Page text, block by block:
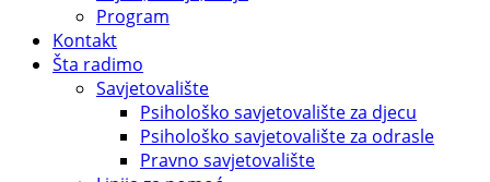
Program
Kontakt
Šta radimo
Savjetovalište
Psihološko savjetovalište za djecu
Psihološko savjetovalište za odrasle
Pravno savjetovalište